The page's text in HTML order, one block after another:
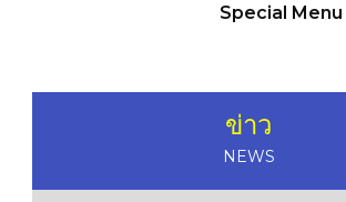
Special Menu
ข่าว
NEWS